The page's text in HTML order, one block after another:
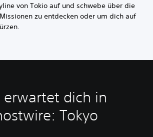
von Tokio auf und schwebe über die
zu entdecken oder um dich auf
erwartet dich in
Tokyo